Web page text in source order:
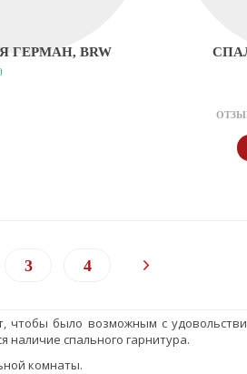
ГЕРМАН, BRW
3 4
было возможным с
наличие спального гарнитура.
комнаты.